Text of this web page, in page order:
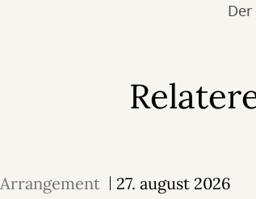
Arrangement 27. august 2026